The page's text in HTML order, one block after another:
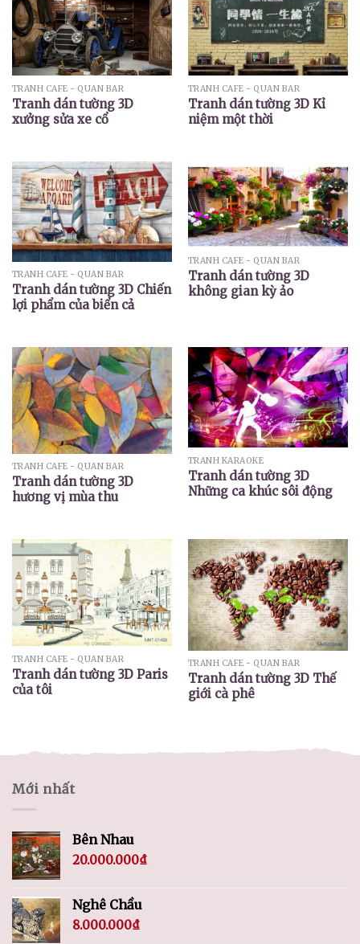
TRANH CAFE - QUÁN BAR
Tranh dán tường 3D
xưởng sửa xe cổ
TRANH CAFE - QUÁN BAR
Tranh dán tường 3D Kỉ
niệm một thời
TRANH CAFE - QUÁN BAR
Tranh dán tường 3D Chiến
lợi phẩm của biển cả
TRANH CAFE - QUÁN BAR
Tranh dán tường 3D
không gian kỳ ảo
TRANH CAFE - QUÁN BAR
Tranh dán tường 3D
hương vị mùa thu
TRANH KARAOKE
Tranh dán tường 3D
Những ca khúc sôi động
TRANH CAFE - QUÁN BAR
Tranh dán tường 3D Paris
của tôi
TRANH CAFE - QUÁN BAR
Tranh dán tường 3D Thế
giới cà phê
Mới nhất
Bên Nhau
20.000.000₫
Nghê Chầu
8.000.000₫